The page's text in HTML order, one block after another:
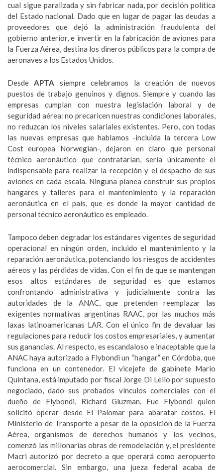
cual sigue paralizada y sin fabricar nada, por decisión política
del Estado nacional. Dado que en lugar de pagar las deudas a
proveedores que dejó la administración fraudulenta del
gobierno anterior, e invertir en la fabricación de aviones para
la Fuerza Aérea, destina los dineros públicos para la compra de
aeronaves a los Estados Unidos.
DesdeAPTA siempre celebramos la creación de nuevos
puestos de trabajo genuinos y dignos. Siempre y cuando las
empresas cumplan con nuestra legislación laboral y de
seguridad aérea: no precaricen nuestras condiciones laborales,
no reduzcan los niveles salariales existentes. Pero, con todas
las nuevas empresas que hablamos -incluida la tercera Low
Cost europea Norwegian-, dejaron en claro que personal
técnico aeronáutico que contratarían, sería únicamente el
indispensable para realizar la recepción y el despacho de sus
aviones en cada escala. Ninguna planea construir sus propios
hangares y talleres para el mantenimiento y la reparación
aeronáutica en el país, que es donde la mayor cantidad de
personal técnico aeronáutico es empleado.
Tampoco deben degradar los estándares vigentes de seguridad
operacional en ningún orden, incluido el mantenimiento y la
reparación aeronáutica, potenciando los riesgos de accidentes
aéreos y las pérdidas de vidas. Con el fin de que se mantengan
esos altos estándares de seguridad es que estamos
confrontando administrativa y judicialmente contra las
autoridades de la ANAC, que pretenden reemplazar las
exigentes normativas argentinas RAAC, por las muchos más
laxas latinoamericanas LAR. Con el único fin de devaluar las
regulaciones para reducir los costos empresariales, y aumentar
sus ganancias. Al respecto, es escandaloso e inaceptable que la
ANAC haya autorizado a Flybondi un “hangar” en Córdoba, que
funciona en un contenedor. El vicejefe de gabinete Mario
Quintana, está imputado por fiscal Jorge Di Lello por supuesto
negociado, dado sus probados vínculos comerciales con el
dueño de Flybondi, Richard Gluzman. Fue Flybondi quien
solicitó operar desde El Palomar para abaratar costos. El
Ministerio de Transporte a pesar de la oposición de la Fuerza
Aérea, organismos de derechos humanos y los vecinos,
comenzó las millonarias obras de remodelación y, el presidente
Macri autorizó por decreto a que operará como aeropuerto
aerocomercial. Sin embargo, una jueza federal acaba de